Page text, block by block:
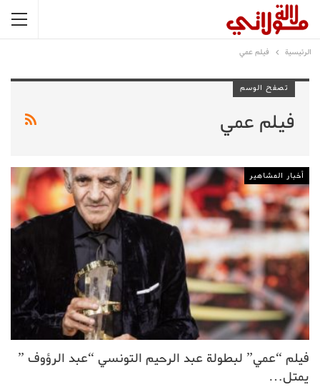
الرئيسية فيلم عمي
تصفح الوسم
فيلم عمي
أخبار المشاهير
فيلم “عمي” لبطولة عبد الرحيم التونسي “عبد الرؤوف ”
يمتل…